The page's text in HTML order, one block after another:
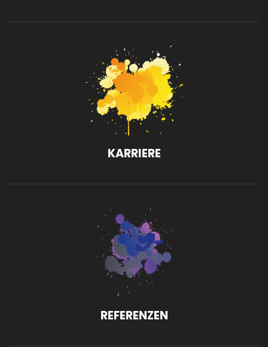
KARRIERE
REFERENZEN